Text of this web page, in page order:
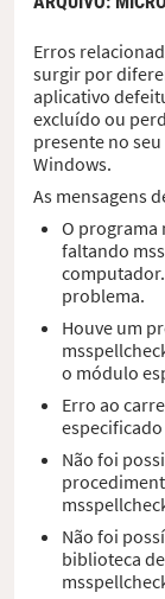
Erros
surgir por
aplicativo
excluído ou
presente no
Windows.
As mensagens
O programa
faltando
problema.
Houve um
o módulo
Erro ao
Não foi
Não foi
biblioteca